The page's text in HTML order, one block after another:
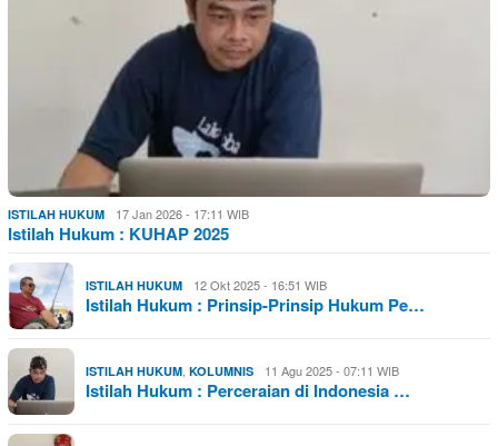
ISTILAH HUKUM 17 Jan 2026 - 17:11 WIB
Istilah Hukum : KUHAP 2025
ISTILAH HUKUM 12 Okt 2025 - 16:51 WIB
Istilah Hukum : Prinsip-Prinsip Hukum Pe…
ISTILAH HUKUM, KOLUMNIS 11 Agu 2025 - 07:11 WIB
Istilah Hukum : Perceraian di Indonesia …